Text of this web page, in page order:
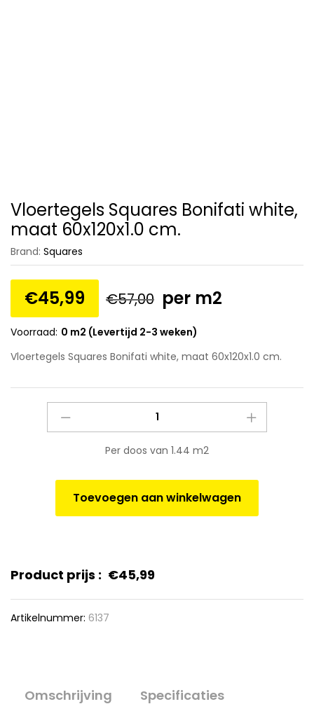
Vloertegels Squares Bonifati white,
maat 60x120x1.0 cm.
Brand: Squares
€45,99 €57,00 per m2
Voorraad: 0 m2 (Levertijd 2-3 weken)
Vloertegels Squares Bonifati white, maat 60x120x1.0 cm.
quantity
Per doos van 1.44 m2
Toevoegen aan winkelwagen
Product prijs : €45,99
Artikelnummer: 6137
Omschrijving Specificaties